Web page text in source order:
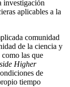
investigación
aplicables a la
comunidad
de la ciencia y
las que
Higher
de
tiempo